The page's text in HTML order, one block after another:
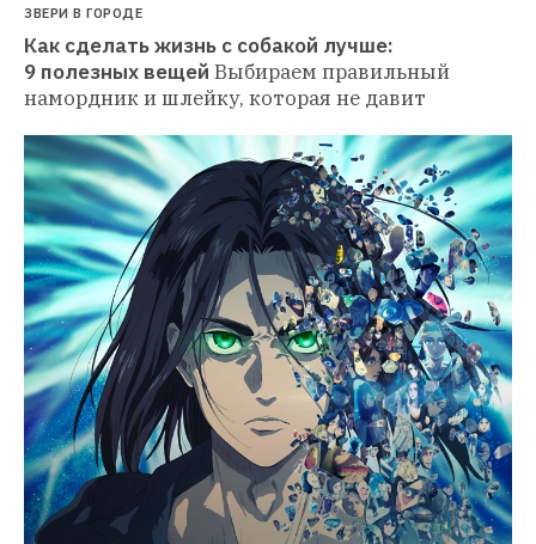
ЗВЕРИ В ГОРОДЕ
Как сделать жизнь с собакой лучше:
9 полезных вещей Выбираем правильный
намордник и шлейку, которая не давит